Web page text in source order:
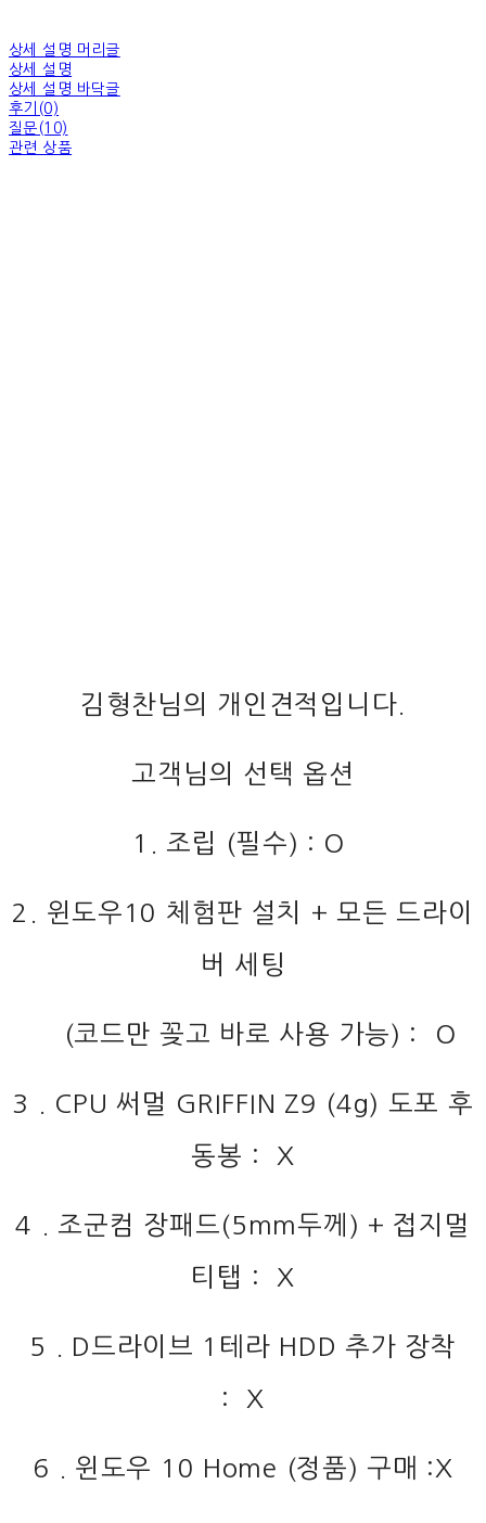
상세 설명 머리글
상세 설명
상세 설명 바닥글
후기(0)
질문(10)
관련 상품
김형찬님의 개인견적입니다.
고객님의 선택 옵션
1. 조립 (필수) : O
2. 윈도우10 체험판 설치 + 모든 드라이
버 세팅
(코드만 꽂고 바로 사용 가능) : O
3 . CPU 써멀 GRIFFIN Z9 (4g) 도포 후
동봉 : X
4 . 조군컴 장패드(5mm두께) + 접지멀
티탭 : X
5 . D드라이브 1테라 HDD 추가 장착
: X
6 . 윈도우 10 Home (정품) 구매 :X